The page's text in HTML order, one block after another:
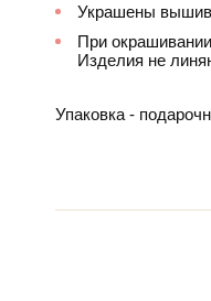
Украшены
При
Изделия не
Упаковка -